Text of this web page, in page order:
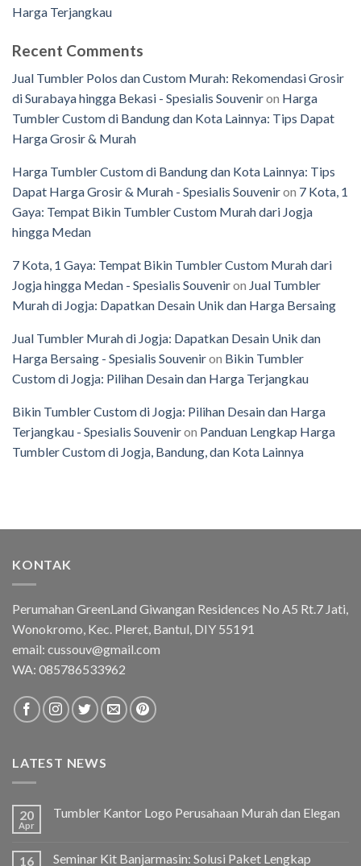
Harga Terjangkau
Recent Comments
Jual Tumbler Polos dan Custom Murah: Rekomendasi Grosir
di Surabaya hingga Bekasi - Spesialis Souveniron Harga
Tumbler Custom di Bandung dan Kota Lainnya: Tips Dapat
Harga Grosir & Murah
Harga Tumbler Custom di Bandung dan Kota Lainnya: Tips
Dapat Harga Grosir & Murah - Spesialis Souveniron 7 Kota, 1
Gaya: Tempat Bikin Tumbler Custom Murah dari Jogja
hingga Medan
7 Kota, 1 Gaya: Tempat Bikin Tumbler Custom Murah dari
Jogja hingga Medan - Spesialis Souveniron Jual Tumbler
Murah di Jogja: Dapatkan Desain Unik dan Harga Bersaing
Jual Tumbler Murah di Jogja: Dapatkan Desain Unik dan
Harga Bersaing - Spesialis Souveniron Bikin Tumbler
Custom di Jogja: Pilihan Desain dan Harga Terjangkau
Bikin Tumbler Custom di Jogja: Pilihan Desain dan Harga
Terjangkau - Spesialis Souveniron Panduan Lengkap Harga
Tumbler Custom di Jogja, Bandung, dan Kota Lainnya
KONTAK
Perumahan GreenLand Giwangan Residences No A5 Rt.7 Jati,
Wonokromo, Kec. Pleret, Bantul, DIY 55191
email: cussouv@gmail.com
WA: 085786533962
LATEST NEWS
20
Apr
Tumbler Kantor Logo Perusahaan Murah dan Elegan
16
Seminar Kit Banjarmasin: Solusi Paket Lengkap